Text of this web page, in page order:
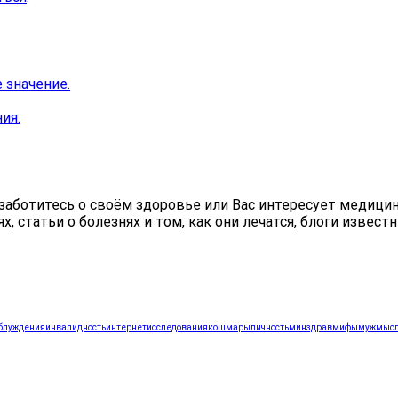
о своём здоровье или Вас интересует
о болезнях и том, как они лечатся, блоги
инвалидностьинтернетисследованиякошмарыличностьминздравмифымуж